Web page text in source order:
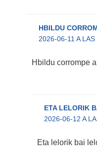
HBILDU
2026-06-11 A LAS
Hbildu corrompe
ETA LELORIK
2026-06-12 A
Eta lelorik bai